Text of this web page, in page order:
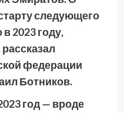
следующего
2023 году,
федерации
Ботников.
год — вроде